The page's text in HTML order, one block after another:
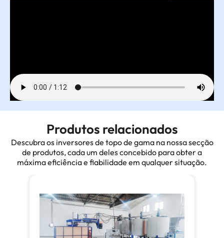
Produtos relacionados
Descubra os inversores de topo de gama na nossa secção
de produtos, cada um deles concebido para obter a
máxima eficiência e fiabilidade em qualquer situação.